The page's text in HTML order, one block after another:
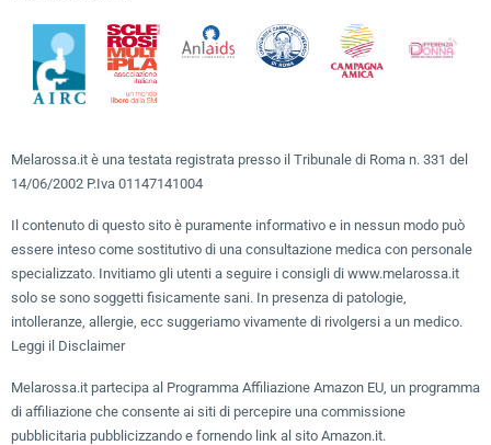
Melarossa.it è una testata registrata presso il Tribunale di Roma n. 331 del
14/06/2002 P.Iva 01147141004
Il contenuto di questo sito è puramente informativo e in nessun modo può
essere inteso come sostitutivo di una consultazione medica con personale
specializzato. Invitiamo gli utenti a seguire i consigli di www.melarossa.it
solo se sono soggetti fisicamente sani. In presenza di patologie,
intolleranze, allergie, ecc suggeriamo vivamente di rivolgersi a un medico.
Leggi il Disclaimer
Melarossa.it partecipa al Programma Affiliazione Amazon EU, un programma
di affiliazione che consente ai siti di percepire una commissione
pubblicitaria pubblicizzando e fornendo link al sito Amazon.it.